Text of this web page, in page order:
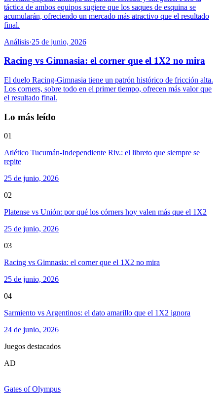
táctica de ambos equipos sugiere que los saques de esquina se
acumularán, ofreciendo un mercado más atractivo que el resultado
final.
Análisis·25 de junio, 2026
Racing vs Gimnasia: el corner que el 1X2 no mira
El duelo Racing-Gimnasia tiene un patrón histórico de fricción alta.
Los corners, sobre todo en el primer tiempo, ofrecen más valor que
el resultado final.
Lo más leído
01
Atlético Tucumán-Independiente Riv.: el libreto que siempre se
repite
25 de junio, 2026
02
Platense vs Unión: por qué los córners hoy valen más que el 1X2
25 de junio, 2026
03
Racing vs Gimnasia: el corner que el 1X2 no mira
25 de junio, 2026
04
Sarmiento vs Argentinos: el dato amarillo que el 1X2 ignora
24 de junio, 2026
Juegos destacados
AD
Gates of Olympus